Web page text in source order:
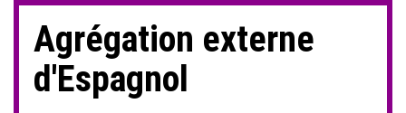
Agrégation externe
d'Espagnol